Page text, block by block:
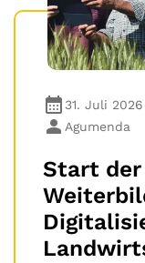
31. Juli 2026
Agumenda
Start